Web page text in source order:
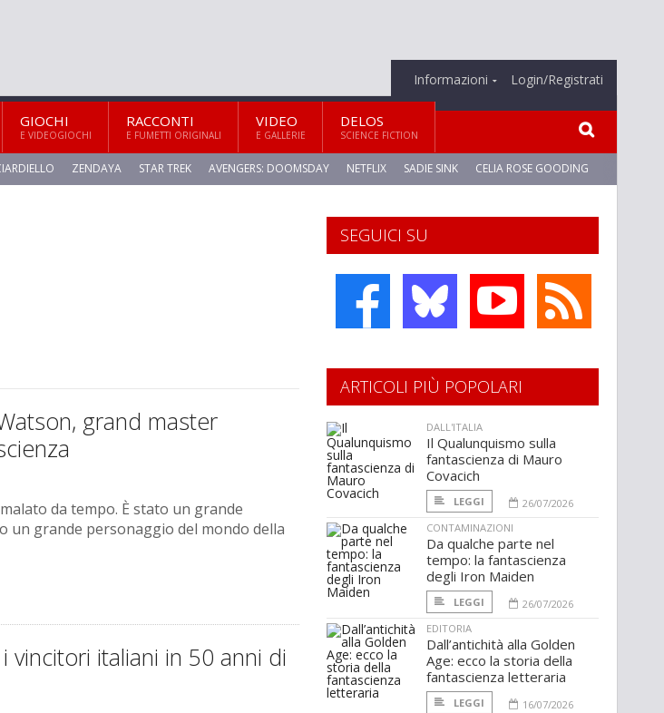
Informazioni Login/Registrati
GIOCHI
E VIDEOGIOCHI
RACCONTI
E FUMETTI ORIGINALI
VIDEO
E GALLERIE
DELOS
SCIENCE FICTION
ZENDAYA STAR TREK AVENGERS: DOOMSDAY NETFLIX SADIE SINK CELIA ROSE GOODING
grand master
da tempo. È stato un grande
grande personaggio del mondo della
vincitori italiani in 50 anni di
SEGUICI SU
ARTICOLI PIÙ POPOLARI
DALL'ITALIA
Il Qualunquismo sulla
fantascienza di Mauro
Covacich
LEGGI
26/07/2026
CONTAMINAZIONI
Da qualche parte nel
tempo: la fantascienza
degli Iron Maiden
LEGGI
26/07/2026
EDITORIA
Dall’antichità alla Golden
Age: ecco la storia della
fantascienza letteraria
LEGGI
16/07/2026